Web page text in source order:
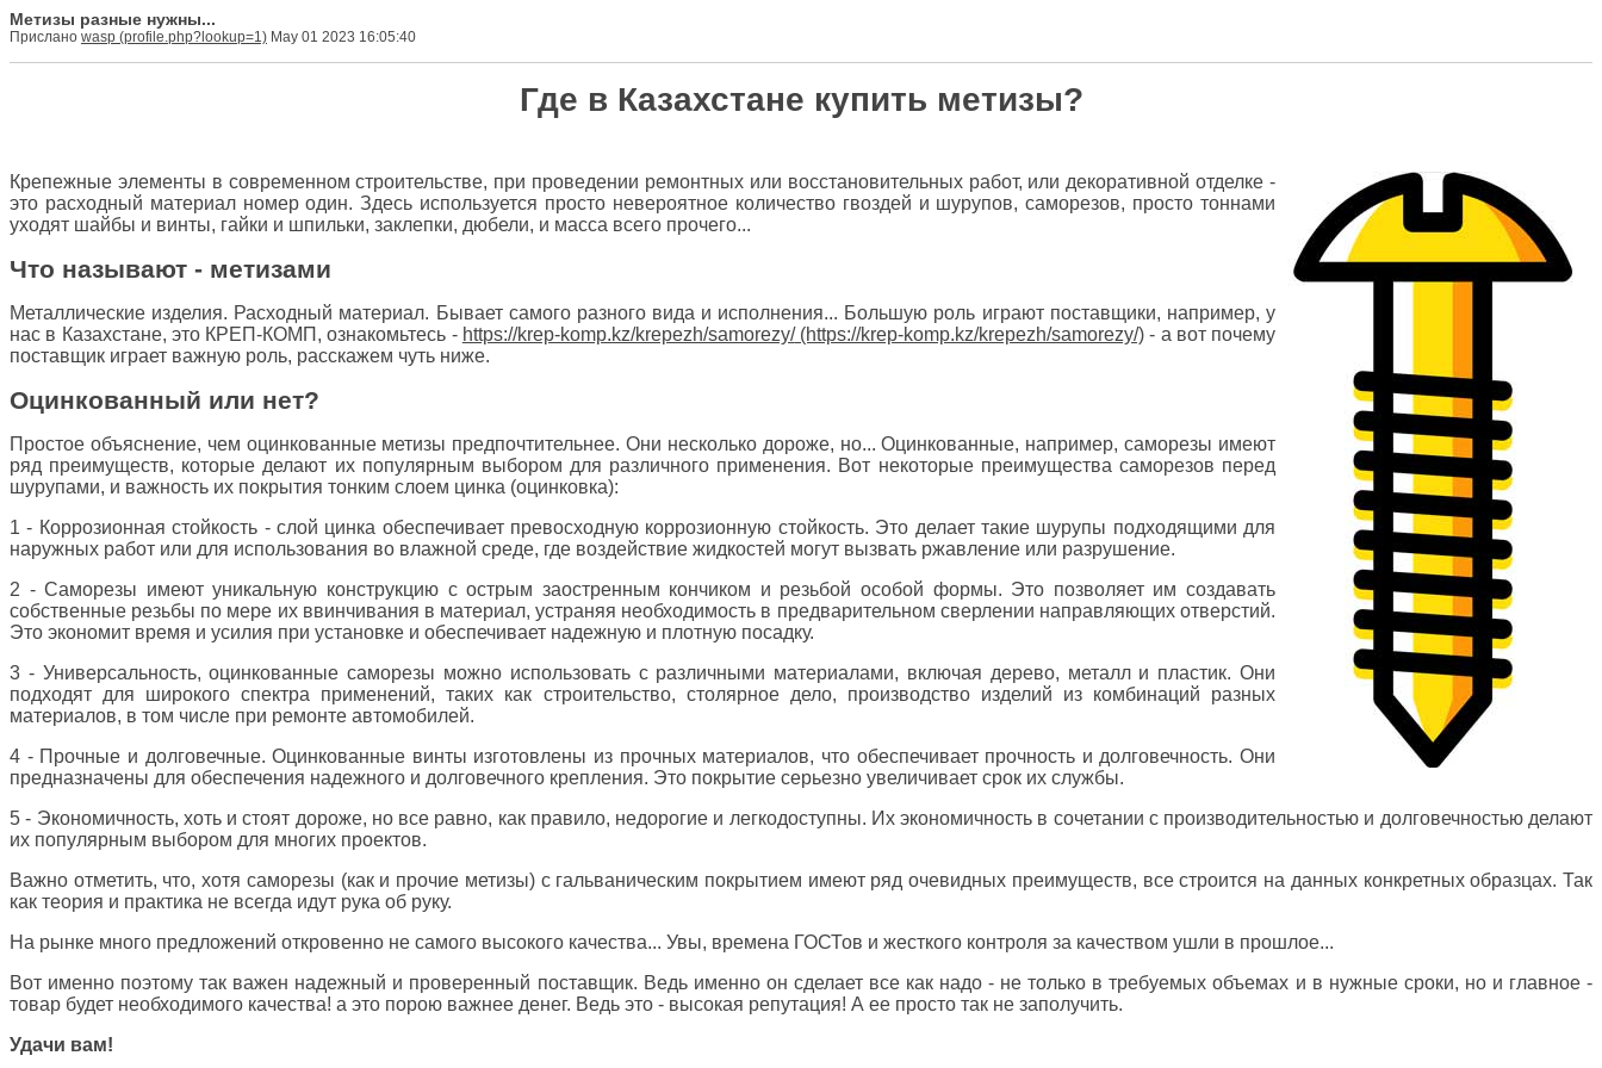
Метизы разные нужны...
Прислано wasp May 01 2023 16:05:40
Где в Казахстане купить метизы?
Крепежные элементы в современном строительстве, при проведении ремонтных или восстановительных работ, или декоративной отделке -
это расходный материал номер один. Здесь используется просто невероятное количество гвоздей и шурупов, саморезов, просто тоннами
уходят шайбы и винты, гайки и шпильки, заклепки, дюбели, и масса всего прочего...
Что называют - метизами
Металлические изделия. Расходный материал. Бывает самого разного вида и исполнения... Большую роль играют поставщики, например, у
нас в Казахстане, это КРЕП-КОМП, ознакомьтесь - https://krep-komp.kz/krepezh/samorezy/
- а вот почему
поставщик играет важную роль, расскажем чуть ниже.
Оцинкованный или нет?
Простое объяснение, чем оцинкованные метизы предпочтительнее. Они несколько дороже, но... Оцинкованные, например, саморезы имеют
ряд преимуществ, которые делают их популярным выбором для различного применения. Вот некоторые преимущества саморезов перед
шурупами, и важность их покрытия тонким слоем цинка (оцинковка):
1 - Коррозионная стойкость - слой цинка обеспечивает превосходную коррозионную стойкость. Это делает такие шурупы подходящими для
наружных работ или для использования во влажной среде, где воздействие жидкостей могут вызвать ржавление или разрушение.
2 - Саморезы имеют уникальную конструкцию с острым заостренным кончиком и резьбой особой формы. Это позволяет им создавать
собственные резьбы по мере их ввинчивания в материал, устраняя необходимость в предварительном сверлении направляющих отверстий.
Это экономит время и усилия при установке и обеспечивает надежную и плотную посадку.
3 - Универсальность, оцинкованные саморезы можно использовать с различными материалами, включая дерево, металл и пластик. Они
подходят для широкого спектра применений, таких как строительство, столярное дело, производство изделий из комбинаций разных
материалов, в том числе при ремонте автомобилей.
4 - Прочные и долговечные. Оцинкованные винты изготовлены из прочных материалов, что обеспечивает прочность и долговечность. Они
предназначены для обеспечения надежного и долговечного крепления. Это покрытие серьезно увеличивает срок их службы.
5 - Экономичность, хоть и стоят дороже, но все равно, как правило, недорогие и легкодоступны. Их экономичность в сочетании с производительностью и долговечностью делают
их популярным выбором для многих проектов.
Важно отметить, что, хотя саморезы (как и прочие метизы) с гальваническим покрытием имеют ряд очевидных преимуществ, все строится на данных конкретных образцах. Так
как теория и практика не всегда идут рука об руку.
На рынке много предложений откровенно не самого высокого качества... Увы, времена ГОСТов и жесткого контроля за качеством ушли в прошлое...
Вот именно поэтому так важен надежный и проверенный поставщик. Ведь именно он сделает все как надо - не только в требуемых объемах и в нужные сроки, но и главное -
товар будет необходимого качества! а это порою важнее денег. Ведь это - высокая репутация! А ее просто так не заполучить.
Удачи вам!